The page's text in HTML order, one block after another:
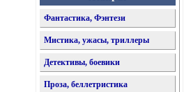
Фантастика, Фэнтези
Мистика, ужасы, триллеры
Детективы, боевики
Проза, беллетристика